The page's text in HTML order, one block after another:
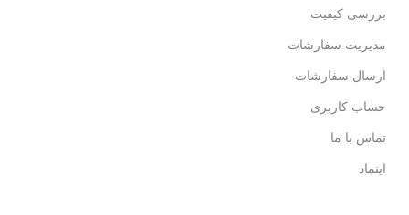
بررسی کیفیت
مدیریت سفارشات
ارسال سفارشات
حساب کاربری
تماس با ما
اینماد